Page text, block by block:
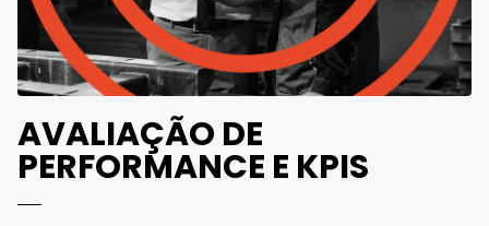
AVALIAÇÃO DE
PERFORMANCE E KPIS